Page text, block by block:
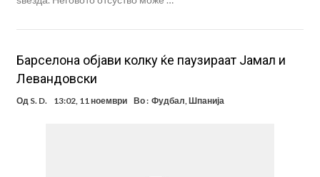
Барселона објави колку ќе паузираат Јамал и
Левандовски
Од S. D. 13:02, 11 ноември Во : Фудбал,Шпанија